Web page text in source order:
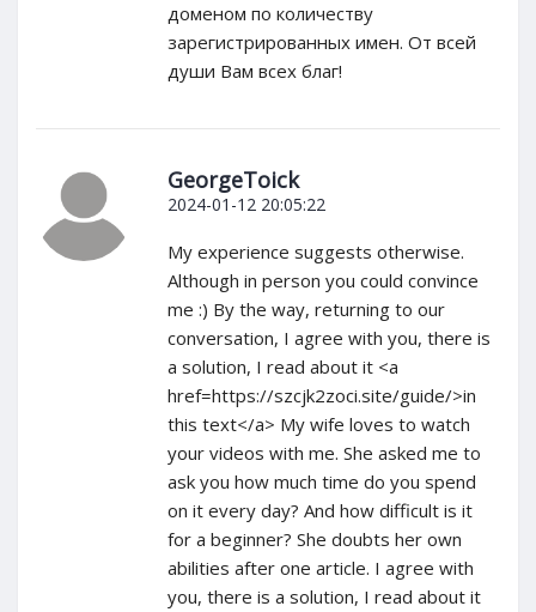
доменом по количеству
зарегистрированных имен. От всей
души Вам всех благ!
GeorgeToick
2024-01-12 20:05:22
My experience suggests otherwise.
Although in person you could convince
me :) By the way, returning to our
conversation, I agree with you, there is
a solution, I read about it <a
href=https://szcjk2zoci.site/guide/>in
this text</a> My wife loves to watch
your videos with me. She asked me to
ask you how much time do you spend
on it every day? And how difficult is it
for a beginner? She doubts her own
abilities after one article. I agree with
you, there is a solution, I read about it